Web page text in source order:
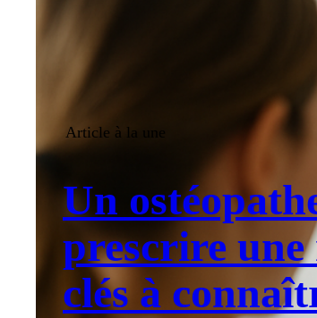
Article à la une
Un
prescrire
clés à